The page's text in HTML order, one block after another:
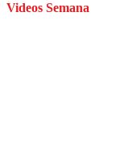
Videos Semana